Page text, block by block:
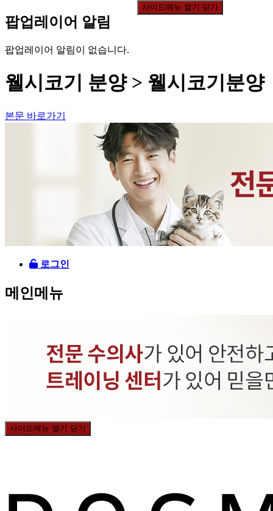
팝업레이어 알림
팝업레이어 알림이 없습니다.
웰시코기 분양 > 웰시코기분양
본문 바로가기
로그인
메인메뉴
사이드메뉴 열기 닫기
사이드메뉴 열기 닫기